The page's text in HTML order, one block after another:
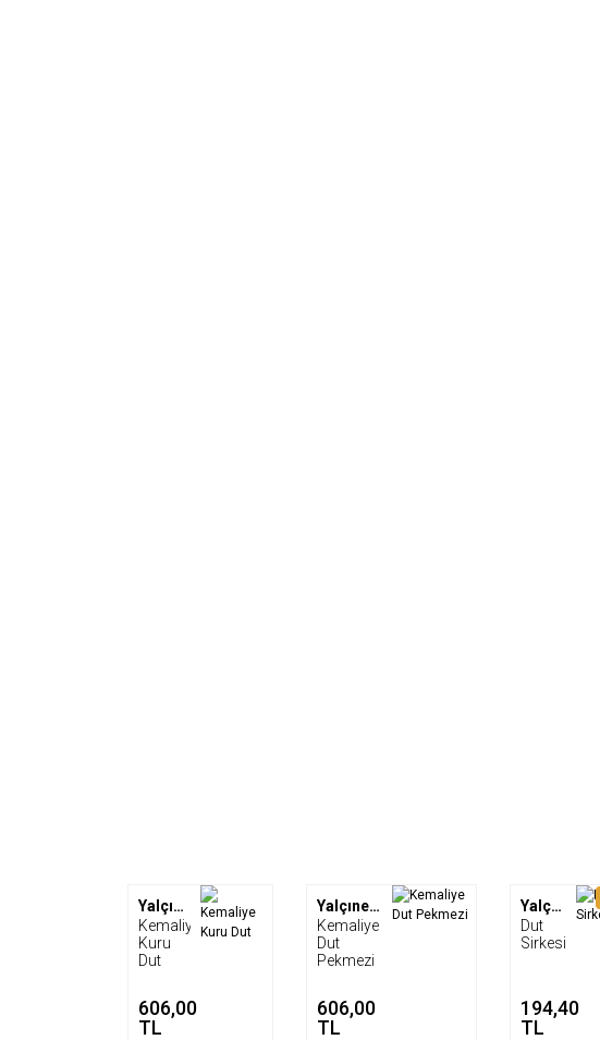
Yalçıner Çiftliği
Kemaliye
Kuru
Dut
606,00
TL
Yalçıner Çiftliği
Kemaliye
Dut
Pekmezi
606,00
TL
Yalçıner Çiftliği
Dut
Sirkesi
194,40
TL